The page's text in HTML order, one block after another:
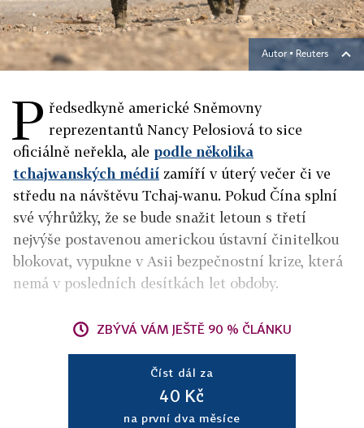
Autor ▪ Reuters
P ředsedkyně americké Sněmovny
reprezentantů Nancy Pelosiová to sice
oficiálně neřekla, ale podle několika
tchajwanských médií zamíří v úterý večer či ve
středu na návštěvu Tchaj-wanu. Pokud Čína splní
své výhrůžky, že se bude snažit letoun s třetí
nejvýše postavenou americkou ústavní činitelkou
blokovat, vypukne v Asii bezpečnostní krize, která
nemá v posledních desítkách let obdoby.
ZBÝVÁ VÁM JEŠTĚ 90 % ČLÁNKU
Číst dál za
40 Kč
na první dva měsíce